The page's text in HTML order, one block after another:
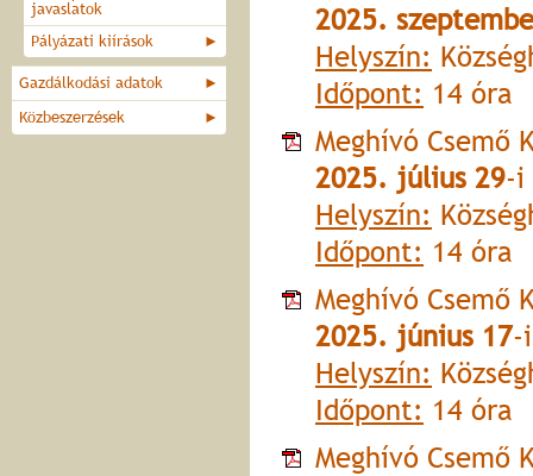
javaslatok
►
Pályázati kiírások
►
Gazdálkodási adatok
►
Közbeszerzések
2025.
Helyszín:
Időpont: 14 óra
Meghívó Csemő
2025. július 29-i
Helyszín:
Időpont: 14 óra
Meghívó Csemő
2025. június 17-
Helyszín:
Időpont: 14 óra
Meghívó Csemő